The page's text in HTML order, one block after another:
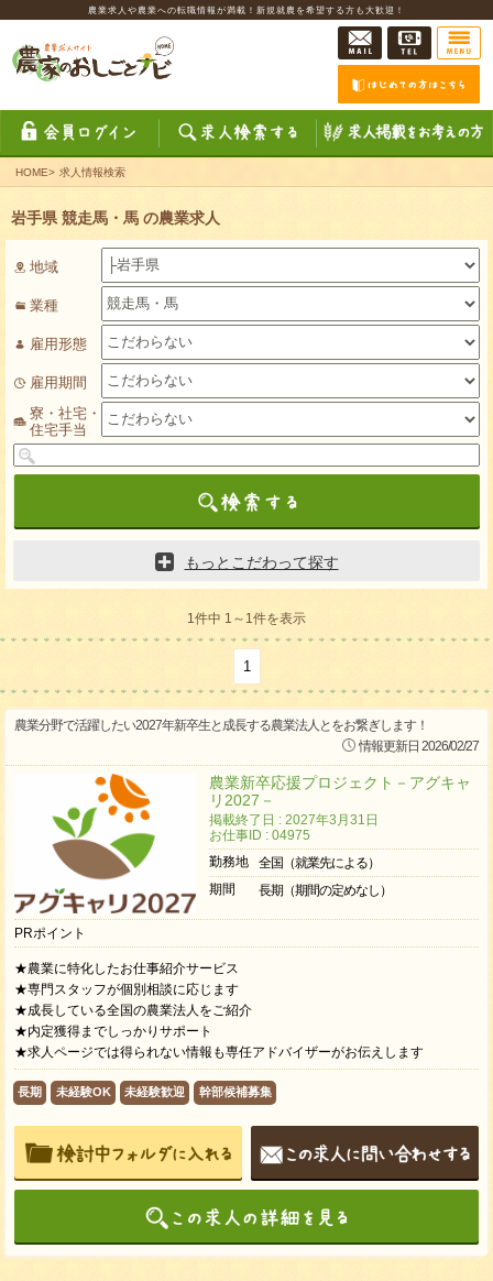
農業求人や農業への転職情報が満載！新規就農を希望する方も大歓迎！
HOME> 求人情報検索
岩手県 競走馬・馬 の農業求人
地域
業種
雇用形態
雇用期間
寮・社宅・
住宅手当
もっとこだわって探す
1件中 1～1件を表示
1
農業分野で活躍したい2027年新卒生と成長する農業法人とをお繋ぎします！
情報更新日 2026/02/27
農業新卒応援プロジェクト－アグキャ
リ2027－
掲載終了日 : 2027年3月31日
お仕事ID : 04975
勤務地
全国（就業先による）
期間
長期（期間の定めなし）
PRポイント
★農業に特化したお仕事紹介サービス
★専門スタッフが個別相談に応じます
★成長している全国の農業法人をご紹介
★内定獲得までしっかりサポート
★求人ページでは得られない情報も専任アドバイザーがお伝えします
長期 未経験OK 未経験歓迎 幹部候補募集